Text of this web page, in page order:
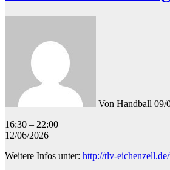
Von Handball 09/
Handball
-
16:30 – 22:00
12/06/2026
Weitere Infos unter: http://tlv-